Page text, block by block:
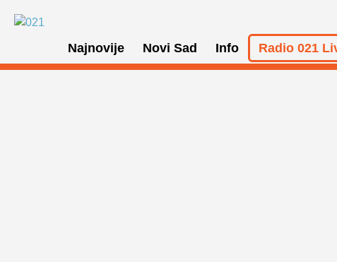
Najnovije Novi Sad Info Radio 021